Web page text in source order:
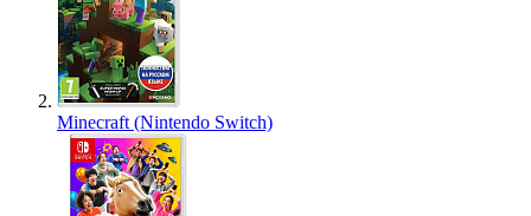
Minecraft (Nintendo Switch)